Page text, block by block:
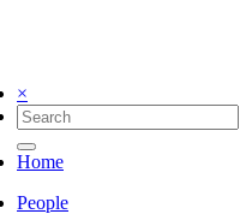
×
Home
People